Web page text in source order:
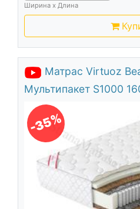
Ширина х Длина
Матрас Virtuoz
Мультипакет S1000
-35%